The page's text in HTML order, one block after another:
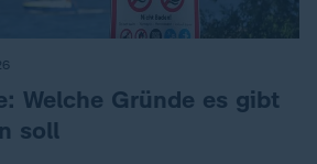
Welche Gründe es gibt
soll